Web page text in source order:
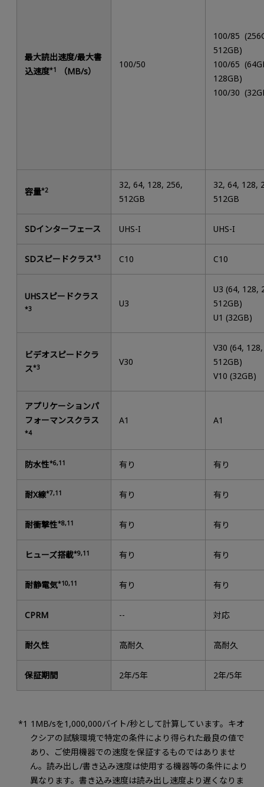
最大読出速度/最大書
込速度*1 （MB/s）
100/50
100/85
512GB)
100/65
128GB)
100/30
容量*2
32, 64, 128, 256,
512GB
32, 64, 128,
512GB
SDインターフェース UHS-I UHS-I
SDスピードクラス*3 C10 C10
UHSスピードクラス
*3 U3
U3 (64, 128,
512GB)
U1 (32GB)
ビデオスピードクラ
ス*3 V30
V30 (64,
512GB)
V10 (32GB)
アプリケーションパ
フォーマンスクラス
*4
A1 A1
防水性*6,11 有り 有り
耐X線*7,11 有り 有り
耐衝撃性*8,11 有り 有り
ヒューズ搭載*9,11 有り 有り
耐静電気*10,11 有り 有り
CPRM -- 対応
耐久性 高耐久 高耐久
保証期間 2年/5年 2年/5年
1MB/sを1,000,000バイト/秒として計算しています。キオ
クシアの試験環境で特定の条件により得られた最良の値で
あり、ご使用機器での速度を保証するものではありませ
ん。読み出し/書き込み速度は使用する機器等の条件により
異なります。書き込み速度は読み出し速度より遅くなりま